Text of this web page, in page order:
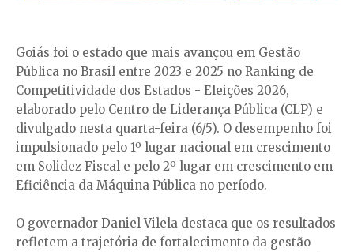
Goiás foi o estado que mais avançou em Gestão
Pública no Brasil entre 2023 e 2025 no Ranking de
Competitividade dos Estados - Eleições 2026,
elaborado pelo Centro de Liderança Pública (CLP) e
divulgado nesta quarta-feira (6/5). O desempenho foi
impulsionado pelo 1º lugar nacional em crescimento
em Solidez Fiscal e pelo 2º lugar em crescimento em
Eficiência da Máquina Pública no período.
O governador Daniel Vilela destaca que os resultados
refletem a trajetória de fortalecimento da gestão